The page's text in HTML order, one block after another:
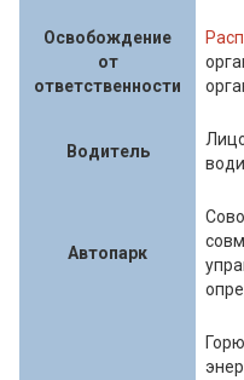
Освобождение
от
ответственности
Водитель
Автопарк